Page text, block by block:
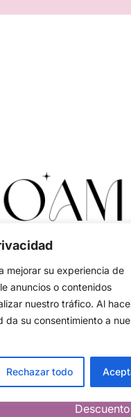
mejorar su experiencia de
anuncios o contenidos
nuestro tráfico. Al
da su consentimiento a
Rechazar todo